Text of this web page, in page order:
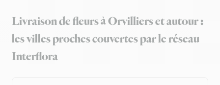
Livraison de fleurs à Orvilliers et autour :
les villes proches couvertes par le réseau
Interflora